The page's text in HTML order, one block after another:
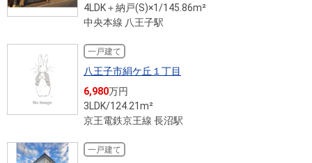
4LDK＋納戸(S)×1/145.86m²
中央本線 八王子駅
一戸建て
八王子市絹ケ丘１丁目
6,980万円
3LDK/124.21m²
京王電鉄京王線 長沼駅
一戸建て